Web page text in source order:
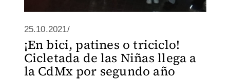
25.10.2021/
¡En bici, patines o triciclo!
Cicletada de las Niñas llega a
la CdMx por segundo año